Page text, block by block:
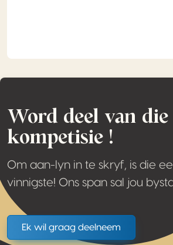
Word deel van die
kompetisie !
Om aan-lyn in te skryf, is die
vinnigste! Ons span sal jou
Ek wil graag deelneem